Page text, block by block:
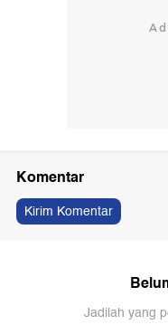
Komentar
Kirim Komentar
Jadilah yang